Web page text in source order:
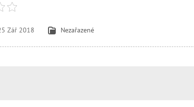
Zář 2018 Nezařazené